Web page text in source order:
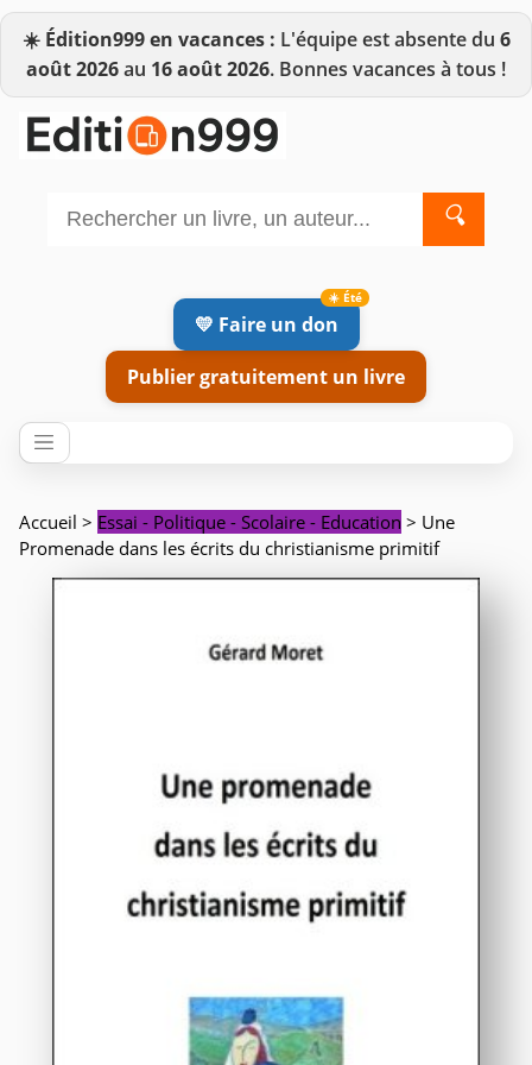
☀️ Édition999 en vacances : L'équipe est absente du 6
août 2026au 16 août 2026. Bonnes vacances à tous !
🔍
💛 Faire un don
Publier gratuitement un livre
Accueil > Essai - Politique - Scolaire - Education > Une
Promenade dans les écrits du christianisme primitif